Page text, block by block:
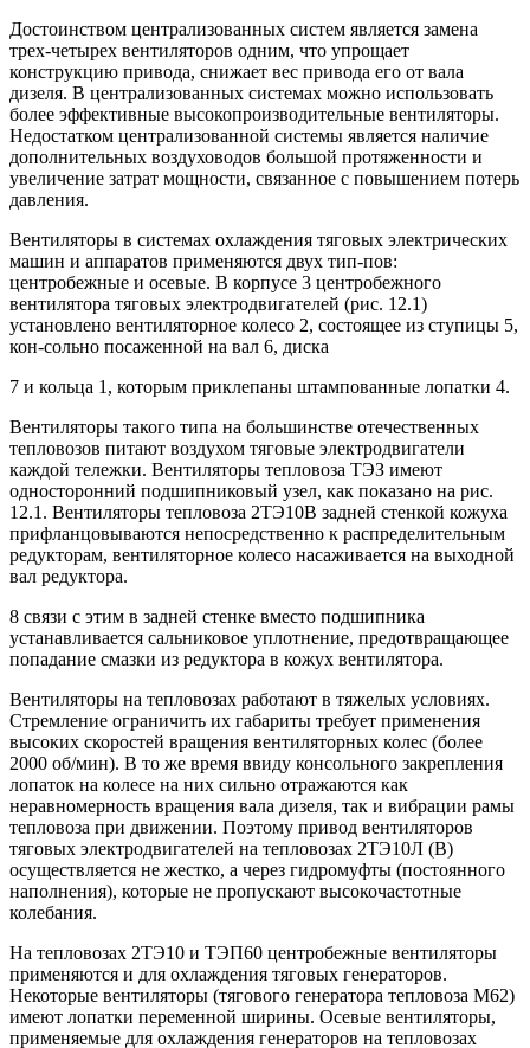
Достоинством централизованных систем является замена
трех-четырех вентиляторов одним, что упрощает
конструкцию привода, снижает вес привода его от вала
дизеля. В централизованных системах можно использовать
более эффективные высокопроизводительные вентиляторы.
Недостатком централизованной системы является наличие
дополнительных воздуховодов большой протяженности и
увеличение затрат мощности, связанное с повышением потерь
давления.
Вентиляторы в системах охлаждения тяговых электрических
машин и аппаратов применяются двух тип-пов:
центробежные и осевые. В корпусе 3 центробежного
вентилятора тяговых электродвигателей (рис. 12.1)
установлено вентиляторное колесо 2, состоящее из ступицы 5,
кон-сольно посаженной на вал 6, диска
7 и кольца 1, которым приклепаны штампованные лопатки 4.
Вентиляторы такого типа на большинстве отечественных
тепловозов питают воздухом тяговые электродвигатели
каждой тележки. Вентиляторы тепловоза ТЭЗ имеют
односторонний подшипниковый узел, как показано на рис.
12.1. Вентиляторы тепловоза 2ТЭ10В задней стенкой кожуха
прифланцовываются непосредственно к распределительным
редукторам, вентиляторное колесо насаживается на выходной
вал редуктора.
8 связи с этим в задней стенке вместо подшипника
устанавливается сальниковое уплотнение, предотвращающее
попадание смазки из редуктора в кожух вентилятора.
Вентиляторы на тепловозах работают в тяжелых условиях.
Стремление ограничить их габариты требует применения
высоких скоростей вращения вентиляторных колес (более
2000 об/мин). В то же время ввиду консольного закрепления
лопаток на колесе на них сильно отражаются как
неравномерность вращения вала дизеля, так и вибрации рамы
тепловоза при движении. Поэтому привод вентиляторов
тяговых электродвигателей на тепловозах 2ТЭ10Л (В)
осуществляется не жестко, а через гидромуфты (постоянного
наполнения), которые не пропускают высокочастотные
колебания.
На тепловозах 2ТЭ10 и ТЭП60 центробежные вентиляторы
применяются и для охлаждения тяговых генераторов.
Некоторые вентиляторы (тягового генератора тепловоза М62)
имеют лопатки переменной ширины. Осевые вентиляторы,
применяемые для охлаждения генераторов на тепловозах